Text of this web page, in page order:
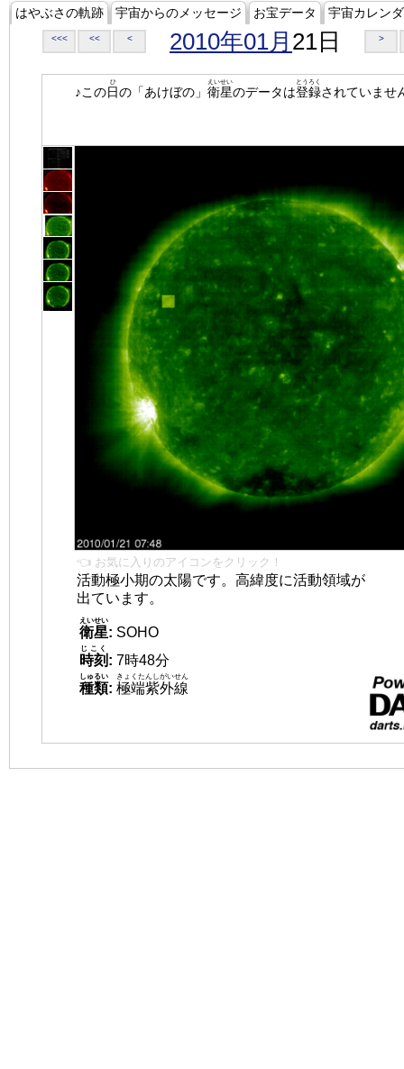
はやぶさの軌跡 宇宙からのメッセージ お宝データ 宇宙カレン
<<< << < 2010年01月 21日 >
♪この日
ひ
の「あけぼの」 衛星
えいせい
のデータは登録
とうろく
されていませ
👈 お気に入りのアイコンをクリック！
活動極小期の太陽です。高緯度に活動領域が
出ています。
衛星
えいせい
: SOHO
時刻
じこく
: 7時48分
種類
しゅるい
: 極端紫外線
きょくたんしがいせん